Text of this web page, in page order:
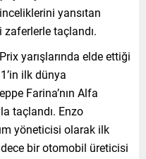
yansıtan
zaferlerle taçlandı.
yarışlarında elde ettiği
ilk dünya
Farina’nın Alfa
taçlandı. Enzo
yöneticisi olarak ilk
bir otomobil üreticisi